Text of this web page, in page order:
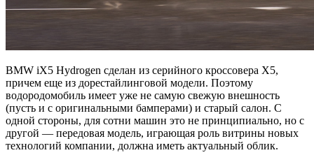
BMW iX5 Hydrogen сделан из серийного кроссовера X5,
причем еще из дорестайлинговой модели. Поэтому
водородомобиль имеет уже не самую свежую внешность
(пусть и с оригинальными бамперами) и старый салон. С
одной стороны, для сотни машин это не принципиально, но с
другой — передовая модель, играющая роль витрины новых
технологий компании, должна иметь актуальный облик.